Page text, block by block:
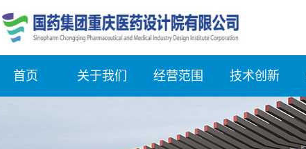
首页 关于我们 经营范围 技术创新